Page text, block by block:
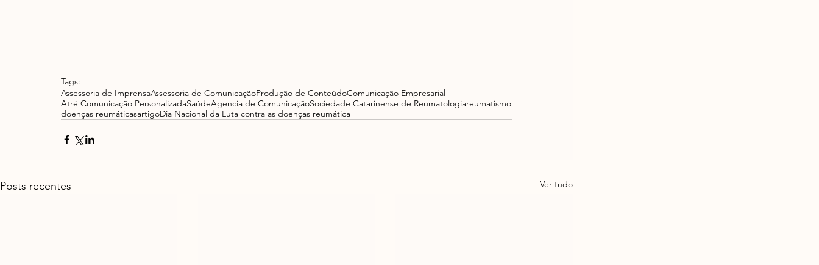
Tags:
Assessoria de ImprensaAssessoria de ComunicaçãoProdução de ConteúdoComunicação Empresarial
Atré Comunicação PersonalizadaSaúdeAgencia de ComunicaçãoSociedade Catarinense de Reumatologiareumatismo
doenças reumáticasartigoDia Nacional da Luta contra as doenças reumática
Posts recentes Ver tudo